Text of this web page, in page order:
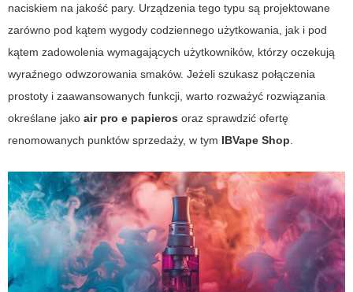
naciskiem na jakość pary. Urządzenia tego typu są projektowane
zarówno pod kątem wygody codziennego użytkowania, jak i pod
kątem zadowolenia wymagających użytkowników, którzy oczekują
wyraźnego odwzorowania smaków. Jeżeli szukasz połączenia
prostoty i zaawansowanych funkcji, warto rozważyć rozwiązania
określane jako air pro e papieros oraz sprawdzić ofertę
renomowanych punktów sprzedaży, w tym IBVape Shop.